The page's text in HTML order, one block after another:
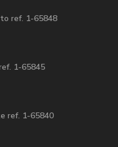
ref. 1-65848
1-65845
ref. 1-65840